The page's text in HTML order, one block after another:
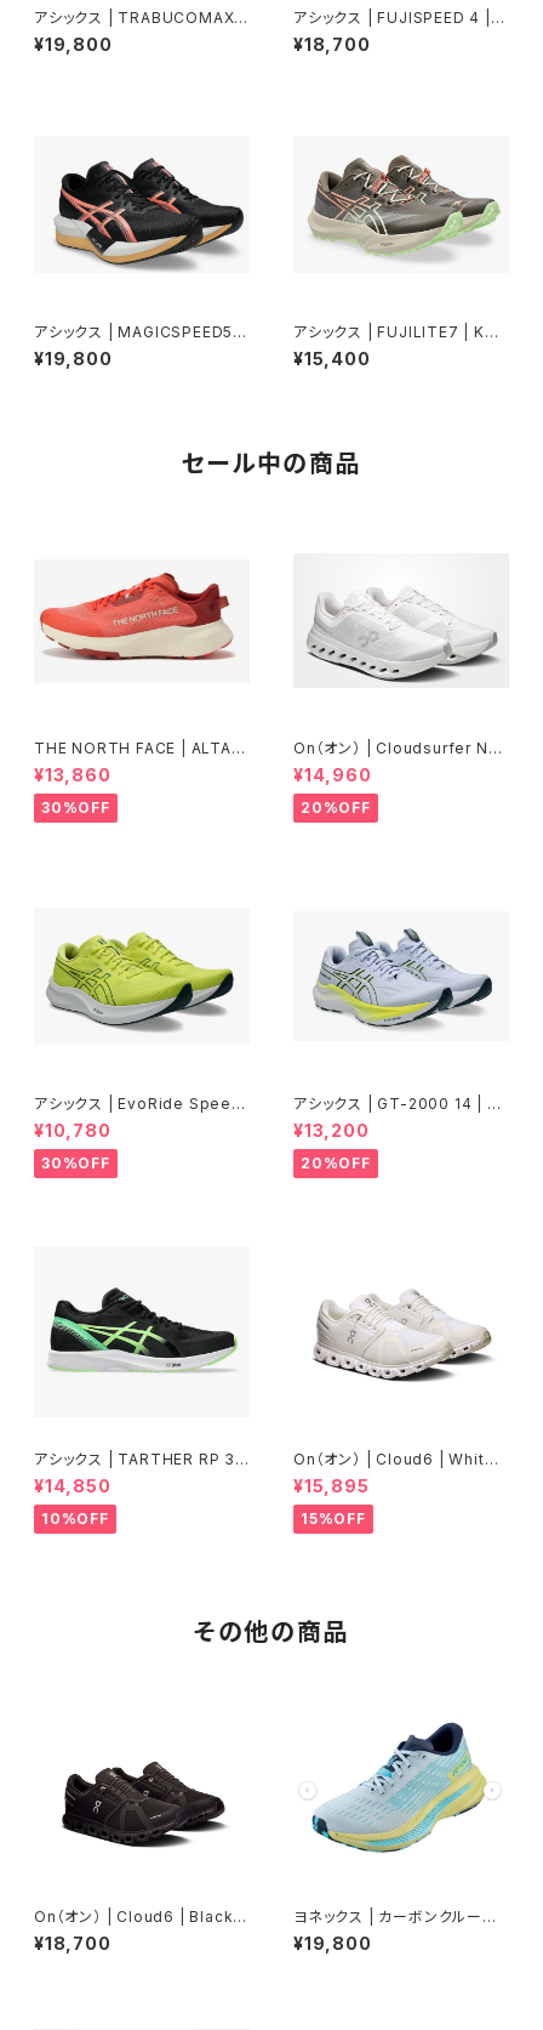
アシックス | TRABUCOMAX5
| UMEBOSHI/BLACK | Men
¥19,800
アシックス | FUJISPEED 4 | I
LLUMINATEYELLOW/DARK
AUBERGINE | Unisex
¥18,700
アシックス | MAGICSPEED5 |
BLACK/SUNCORAL | Unise
x
¥19,800
アシックス | FUJILITE7 | KUR
IIROBROWN/ILLUMINATEY
ELLOW | Unisex
¥15,400
セール中の商品
THE NORTH FACE | ALTAM
ESA300V2 | ラバレット／アイ
アンクレイ | Men
¥13,860
30%OFF
On（オン） | Cloudsurfer Nex
t | White/White | Men
¥14,960
20%OFF
アシックス | EvoRide Speed
3 WIDE | CITRON/JASPER
GREEN | Men
¥10,780
30%OFF
アシックス | GT-2000 14 | BL
UE FADE/TRANQUIL TEAL |
Men
¥13,200
20%OFF
アシックス | TARTHER RP 3 |
BLACK/ILLUMINATE GREEN
| Men
¥14,850
10%OFF
On（オン） | Cloud6 | White/
White | Men
¥15,895
15%OFF
その他の商品
On（オン） | Cloud6 | Black/B
lack | Men
¥18,700
ヨネックス | カーボンクルーズS
R | フロスティブルー | Women
¥19,800